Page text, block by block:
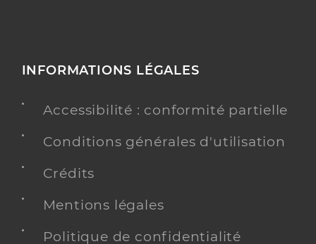
INFORMATIONS LÉGALES
Accessibilité : conformité partielle
Conditions générales d'utilisation
Crédits
Mentions légales
Politique de confidentialité